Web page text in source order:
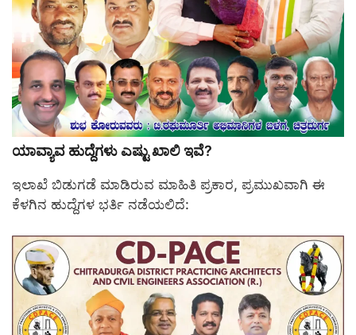
ಯಾವ್ಯಾವ ಹುದ್ದೆಗಳು ಎಷ್ಟು ಖಾಲಿ ಇವೆ?
ಇಲಾಖೆ ಬಿಡುಗಡೆ ಮಾಡಿರುವ ಮಾಹಿತಿ ಪ್ರಕಾರ, ಪ್ರಮುಖವಾಗಿ ಈ
ಕೆಳಗಿನ ಹುದ್ದೆಗಳ ಭರ್ತಿ ನಡೆಯಲಿದೆ: